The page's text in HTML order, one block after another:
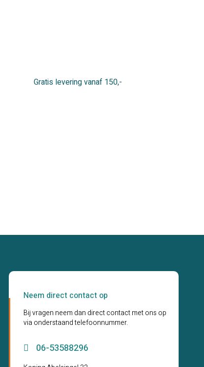
Gratis levering vanaf 150,-
Neem direct contact op
Bij vragen neem dan direct contact met ons op
via onderstaand telefoonnummer.
06-53588296